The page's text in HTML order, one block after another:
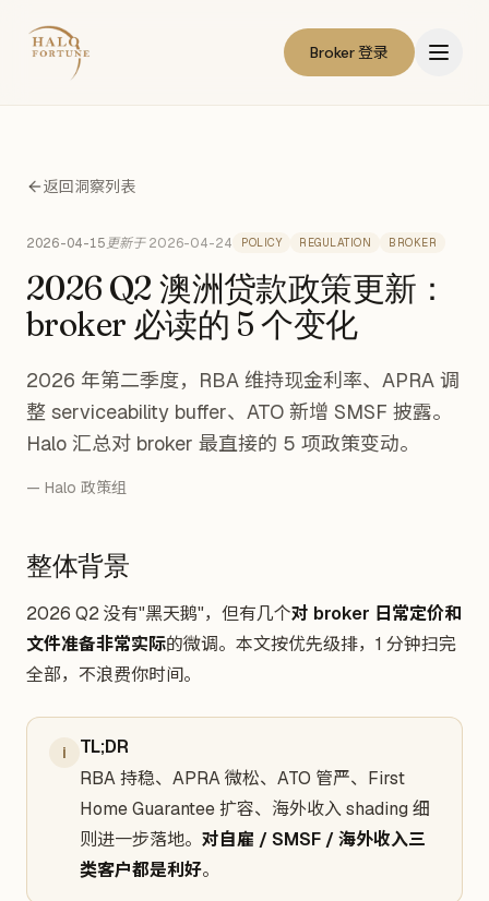
Broker 登录
返回洞察列表
2026-04-15更新于 2026-04-24 POLICY REGULATION BROKER
2026 Q2 澳洲贷款政策更新：
broker 必读的 5 个变化
2026 年第二季度，RBA 维持现金利率、APRA 调
整 serviceability buffer、ATO 新增 SMSF 披露。
Halo 汇总对 broker 最直接的 5 项政策变动。
— Halo 政策组
整体背景
2026 Q2 没有"黑天鹅"，但有几个对 broker 日常定价和
文件准备非常实际的微调。本文按优先级排，1 分钟扫完
全部，不浪费你时间。
i
TL;DR
RBA 持稳、APRA 微松、ATO 管严、First
Home Guarantee 扩容、海外收入 shading 细
则进一步落地。 对自雇 / SMSF / 海外收入三
类客户都是利好。